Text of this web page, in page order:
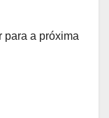
para a próxima